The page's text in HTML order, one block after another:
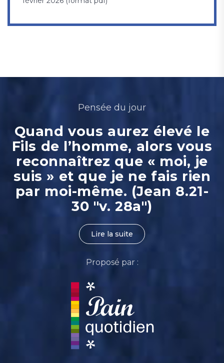
Pensée du jour
Quand vous aurez élevé le
Fils de l’homme, alors vous
reconnaîtrez que « moi, je
suis » et que je ne fais rien
par moi-même. (Jean 8.21-
30 "v. 28a")
Lire la suite
Proposé par :